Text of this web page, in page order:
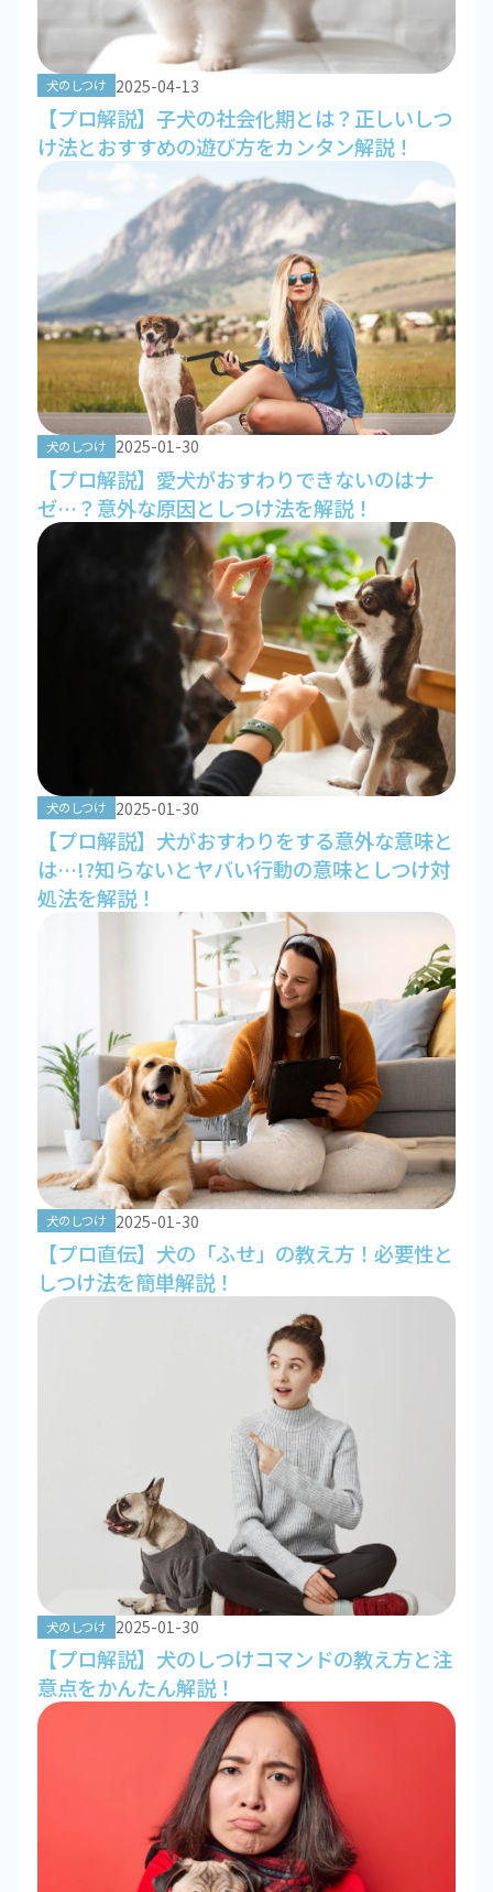
犬のしつけ 2025-04-13
【プロ解説】子犬の社会化期とは？正しいしつ
け法とおすすめの遊び方をカンタン解説！
犬のしつけ 2025-01-30
【プロ解説】愛犬がおすわりできないのはナ
ゼ…？意外な原因としつけ法を解説！
犬のしつけ 2025-01-30
【プロ解説】犬がおすわりをする意外な意味と
は…!?知らないとヤバい行動の意味としつけ対
処法を解説！
犬のしつけ 2025-01-30
【プロ直伝】犬の「ふせ」の教え方！必要性と
しつけ法を簡単解説！
犬のしつけ 2025-01-30
【プロ解説】犬のしつけコマンドの教え方と注
意点をかんたん解説！